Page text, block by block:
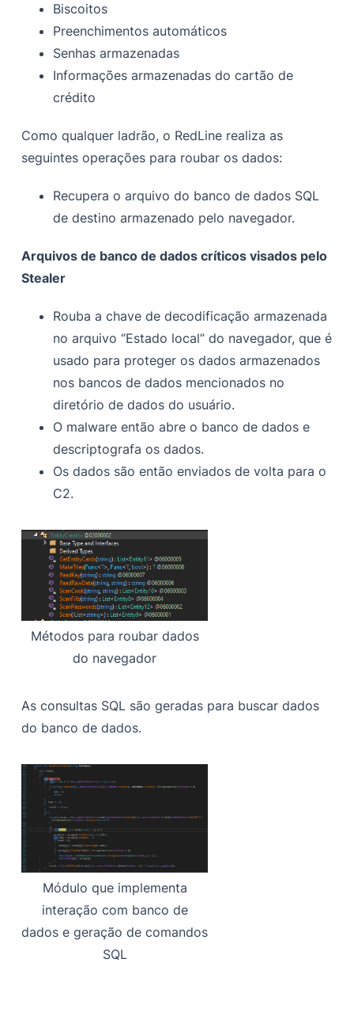
Biscoitos
Preenchimentos automáticos
Senhas armazenadas
Informações armazenadas do cartão de
crédito
Como qualquer ladrão, o RedLine realiza as
seguintes operações para roubar os dados:
Recupera o arquivo do banco de dados SQL
de destino armazenado pelo navegador.
Arquivos de banco de dados críticos visados pelo
Stealer
Rouba a chave de decodificação armazenada
no arquivo “Estado local” do navegador, que é
usado para proteger os dados armazenados
nos bancos de dados mencionados no
diretório de dados do usuário.
O malware então abre o banco de dados e
descriptografa os dados.
Os dados são então enviados de volta para o
C2.
Métodos para roubar dados
do navegador
As consultas SQL são geradas para buscar dados
do banco de dados.
Módulo que implementa
interação com banco de
dados e geração de comandos
SQL